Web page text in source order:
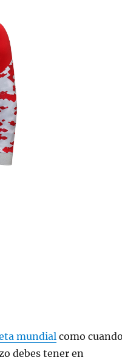
mundialcomo
debes tener en